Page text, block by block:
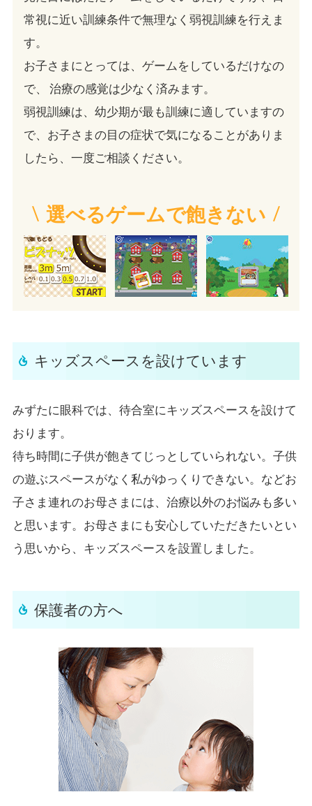
常視に近い訓練条件で無理なく弱視訓練を行えま
す。
お子さまにとっては、ゲームをしているだけなの
で、
治療の感覚は少なく済みます。
弱視訓練は、幼少期が最も訓練に適していますの
で、お子さまの目の症状で気になることがありま
したら、一度ご相談ください。
選べるゲームで飽きない
キッズスペースを設けています
みずたに眼科では、待合室にキッズスペースを設けて
おります。
待ち時間に子供が飽きてじっとしていられない。子供
の遊ぶスペースがなく私がゆっくりできない。などお
子さま連れのお母さまには、治療以外のお悩みも多い
と思います。お母さまにも安心していただきたいとい
う思いから、キッズスペースを設置しました。
保護者の方へ